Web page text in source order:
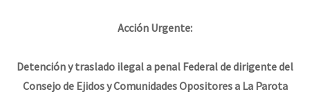
Acción Urgente:
Detención y traslado ilegal a penal Federal de dirigente del
Consejo de Ejidos y Comunidades Opositores a La Parota